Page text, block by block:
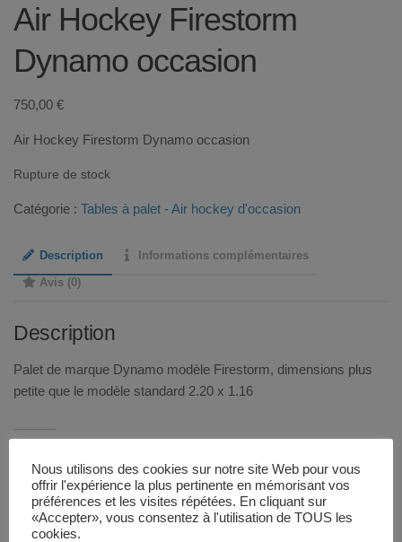
Air Hockey Firestorm
Dynamo occasion
750,00 €
Air Hockey Firestorm Dynamo occasion
Rupture de stock
Catégorie : Tables à palet - Air hockey d'occasion
Description
Informations complémentaires
Avis (0)
Description
Palet de marque Dynamo modèle Firestorm, dimensions plus
petite que le modèle standard 2.20 x 1.16
Nous utilisons des cookies sur notre site Web pour vous
offrir l'expérience la plus pertinente en mémorisant vos
préférences et les visites répétées. En cliquant sur
«Accepter», vous consentez à l'utilisation de TOUS les
cookies.